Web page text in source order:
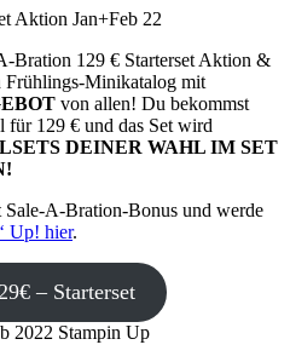
Bration 129 € Starterset Aktion &
Frühlings-Minikatalog mit
von allen! Du bekommst
für 129 € und das Set wird
DEINER WAHL IM SET
Sale-A-Bration-Bonus und werde
Up! hier.
– Starterset